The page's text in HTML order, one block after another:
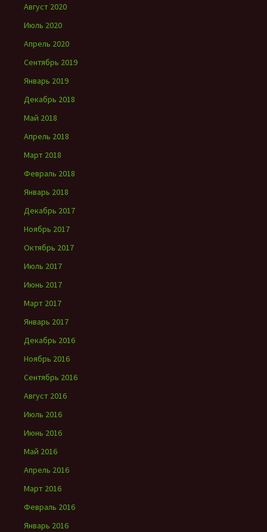
Август 2020
Июль 2020
Апрель 2020
Сентябрь 2019
Январь 2019
Декабрь 2018
Май 2018
Апрель 2018
Март 2018
Февраль 2018
Январь 2018
Декабрь 2017
Ноябрь 2017
Октябрь 2017
Июль 2017
Июнь 2017
Март 2017
Январь 2017
Декабрь 2016
Ноябрь 2016
Сентябрь 2016
Август 2016
Июль 2016
Июнь 2016
Май 2016
Апрель 2016
Март 2016
Февраль 2016
Январь 2016